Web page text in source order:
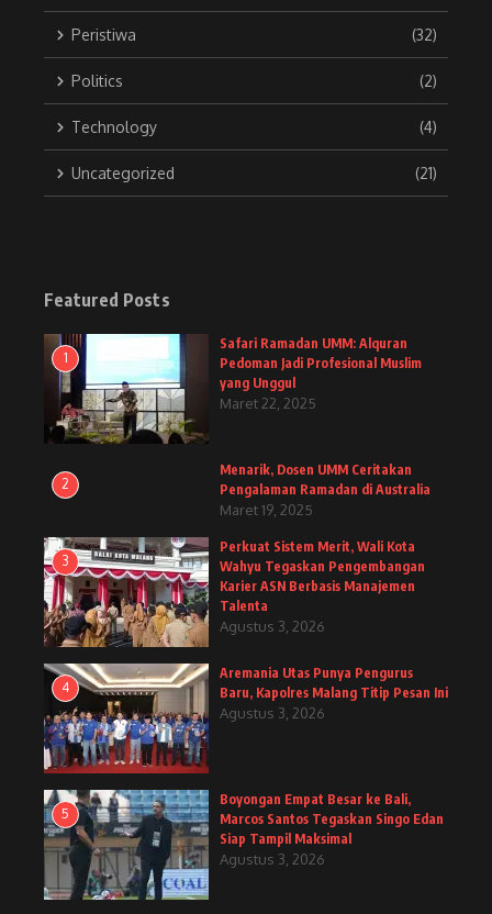
Peristiwa (32)
Politics (2)
Technology (4)
Uncategorized (21)
Featured Posts
1
Safari Ramadan UMM: Alquran
Pedoman Jadi Profesional Muslim
yang Unggul
Maret 22, 2025
2
Menarik, Dosen UMM Ceritakan
Pengalaman Ramadan di Australia
Maret 19, 2025
3
Perkuat Sistem Merit, Wali Kota
Wahyu Tegaskan Pengembangan
Karier ASN Berbasis Manajemen
Talenta
Agustus 3, 2026
4
Aremania Utas Punya Pengurus
Baru, Kapolres Malang Titip Pesan Ini
Agustus 3, 2026
5
Boyongan Empat Besar ke Bali,
Marcos Santos Tegaskan Singo Edan
Siap Tampil Maksimal
Agustus 3, 2026